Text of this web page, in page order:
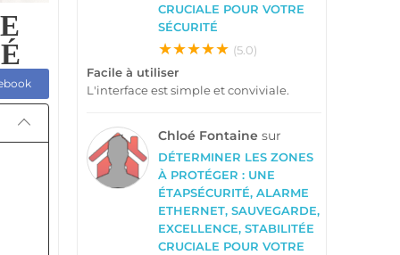
CRUCIALE POUR VOTRE
SÉCURITÉ
★★★★★ (5.0)
Facile à utiliser
L'interface est simple et conviviale.
Chloé Fontaine sur
DÉTERMINER LES ZONES
À PROTÉGER : UNE
ÉTAPSÉCURITÉ, ALARME
ETHERNET, SAUVEGARDE,
EXCELLENCE, STABILITÉE
CRUCIALE POUR VOTRE